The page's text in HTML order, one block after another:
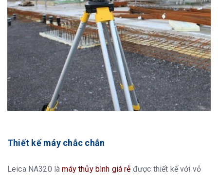
Thiết kế máy chắc chắn
Leica NA320 làmáy thủy bình giá rẻ được thiết kế với vỏ